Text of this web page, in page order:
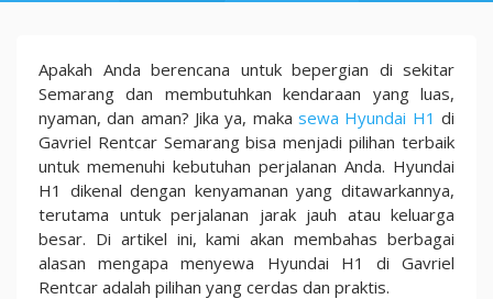
Sewa
Hyundai
H1
di
Semarang,
Solusi
Terbaik
untuk
Perjalanan
Nyaman
Apakah Anda berencana untuk bepergian di sekitar
Semarang dan membutuhkan kendaraan yang luas,
nyaman, dan aman? Jika ya, maka sewa Hyundai H1 di
Gavriel Rentcar Semarang bisa menjadi pilihan terbaik
untuk memenuhi kebutuhan perjalanan Anda. Hyundai
H1 dikenal dengan kenyamanan yang ditawarkannya,
terutama untuk perjalanan jarak jauh atau keluarga
besar. Di artikel ini, kami akan membahas berbagai
alasan mengapa menyewa Hyundai H1 di Gavriel
Rentcar adalah pilihan yang cerdas dan praktis.